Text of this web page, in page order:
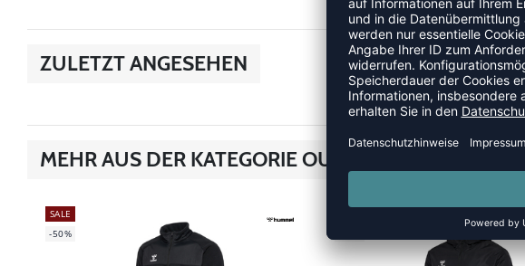
ZULETZT ANGESEHEN
MEHR AUS DER KATEGORIE OUTDOOR JACKEN
SALE
-50%